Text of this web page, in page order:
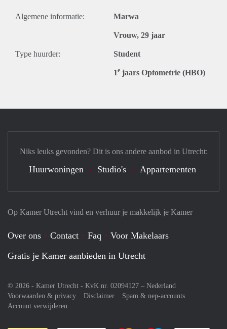
Algemene informatie: Marwa
Vrouw, 29 jaar
Type huurder: Student
1e jaars Optometrie (HBO)
Op Kamer Utrecht vind en verhuur je makkelijk je Kamer
Over ons Contact Faq
Voor Makelaars
Gratis je Kamer aanbieden in Utrecht
© 2026 - Kamer Utrecht - KvK nr. 02094127 – Nederland
Voorwaarden & privacy
Disclaimer
Spam & nep-accounts
Account verwijderen
Niks leuks gevonden? Dit is ons andere aanbod in Utrecht:
Huurwoningen Studio's Appartementen